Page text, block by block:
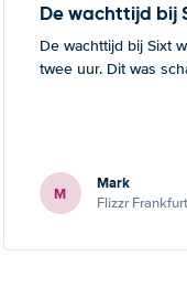
De wachttijd bij
De wachttijd bij Sixt
twee uur. Dit was
M Mark
Flizzr